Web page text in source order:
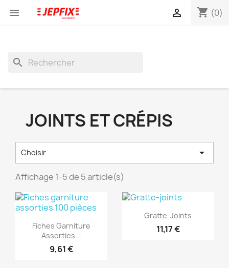
 shopping_cart (0)

search
JOINTS ET CRÉPIS
Choisir 
Affichage 1-5 de 5 article(s)
Aperçu rapide
Fiches Garniture
Assorties...
9,61 €
(1)
Aperçu rapide
Gratte-Joints
11,17 €